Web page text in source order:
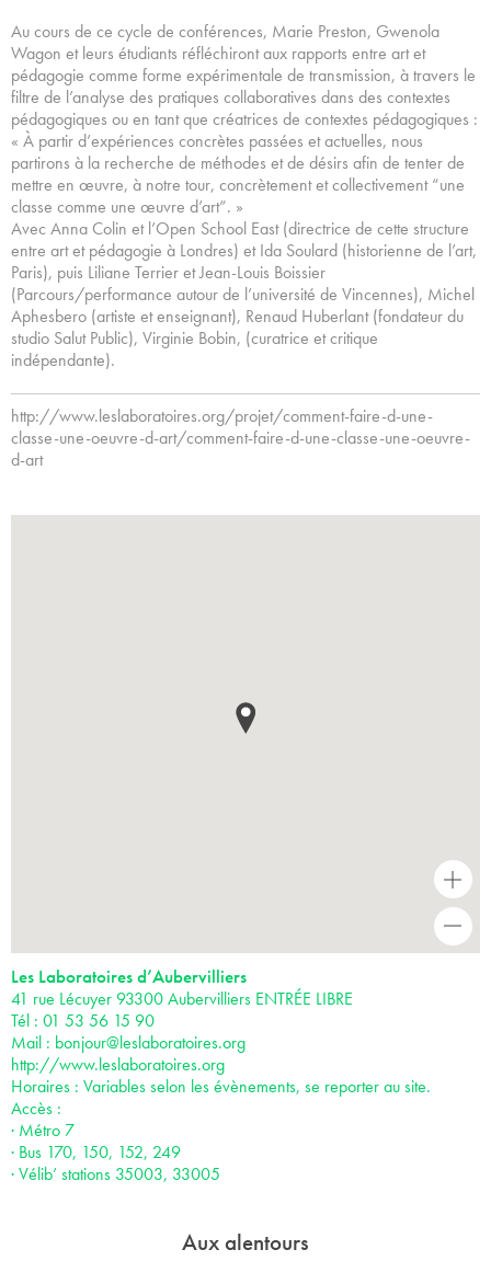
Au cours de ce cycle de conférences, Marie Preston, Gwenola
Wagon et leurs étudiants réfléchiront aux rapports entre art et
pédagogie comme forme expérimentale de transmission, à travers le
filtre de l’analyse des pratiques collaboratives dans des contextes
pédagogiques ou en tant que créatrices de contextes pédagogiques :
« À partir d’expériences concrètes passées et actuelles, nous
partirons à la recherche de méthodes et de désirs afin de tenter de
mettre en œuvre, à notre tour, concrètement et collectivement “une
classe comme une œuvre d’art”. »
Avec Anna Colin et l’Open School East (directrice de cette structure
entre art et pédagogie à Londres) et Ida Soulard (historienne de l’art,
Paris), puis Liliane Terrier et Jean-Louis Boissier
(Parcours/performance autour de l’université de Vincennes), Michel
Aphesbero (artiste et enseignant), Renaud Huberlant (fondateur du
studio Salut Public), Virginie Bobin, (curatrice et critique
indépendante).
http://www.leslaboratoires.org/projet/comment-faire-d-une-
classe-une-oeuvre-d-art/comment-faire-d-une-classe-une-oeuvre-
d-art
+
Les Laboratoires d’Aubervilliers
41 rue Lécuyer 93300 Aubervilliers ENTRÉE LIBRE
Tél : 01 53 56 15 90
Mail : bonjour@leslaboratoires.org
http://www.leslaboratoires.org
Horaires : Variables selon les évènements, se reporter au site.
Accès :
· Métro 7
· Bus 170, 150, 152, 249
· Vélib’ stations 35003, 33005
Aux alentours